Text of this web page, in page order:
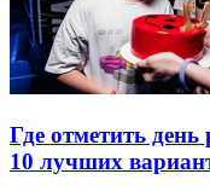
Где отметить
10 лучших